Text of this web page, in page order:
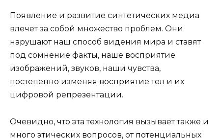
Появление и развитие синтетических медиа
влечет за собой множество проблем. Они
нарушают наш способ видения мира и ставят
под сомнение факты, наше восприятие
изображений, звуков, наши чувства,
постепенно изменяя восприятие тел и их
цифровой репрезентации.
Очевидно, что эта технология вызывает также и
много этических вопросов, от потенциальных